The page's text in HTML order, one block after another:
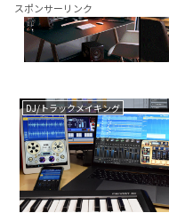
スポンサーリンク
DJ/トラックメイキング